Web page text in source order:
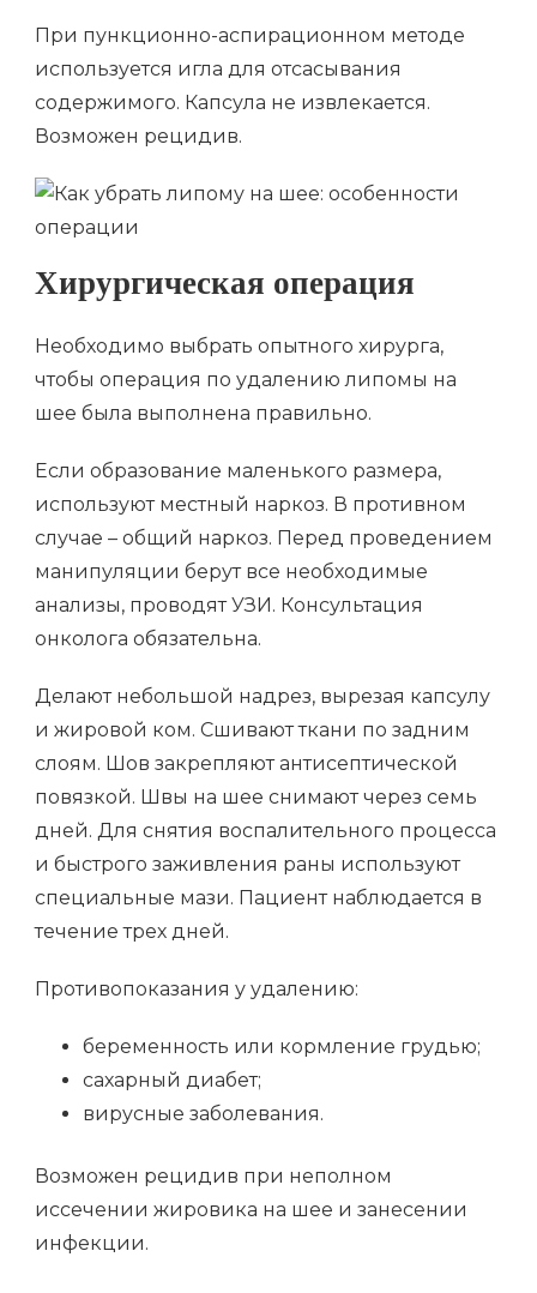
При пункционно-аспирационном методе
используется игла для отсасывания
содержимого. Капсула не извлекается.
Возможен рецидив.
Хирургическая операция
Необходимо выбрать опытного хирурга,
чтобы операция по удалению липомы на
шее была выполнена правильно.
Если образование маленького размера,
используют местный наркоз. В противном
случае – общий наркоз. Перед проведением
манипуляции берут все необходимые
анализы, проводят УЗИ. Консультация
онколога обязательна.
Делают небольшой надрез, вырезая капсулу
и жировой ком. Сшивают ткани по задним
слоям. Шов закрепляют антисептической
повязкой. Швы на шее снимают через семь
дней. Для снятия воспалительного процесса
и быстрого заживления раны используют
специальные мази. Пациент наблюдается в
течение трех дней.
Противопоказания у удалению:
беременность или кормление грудью;
сахарный диабет;
вирусные заболевания.
Возможен рецидив при неполном
иссечении жировика на шее и занесении
инфекции.